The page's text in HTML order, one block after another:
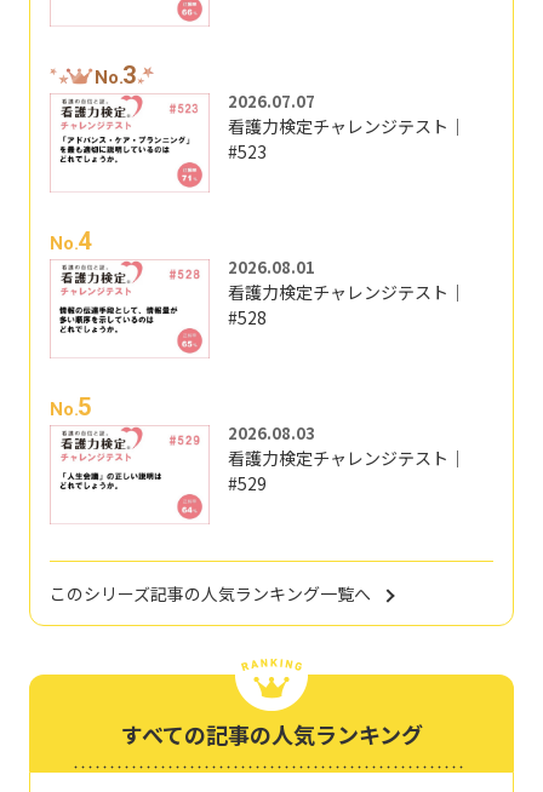
No.3
2026.07.07
看護力検定チャレンジテスト｜
#523
No.4
2026.08.01
看護力検定チャレンジテスト｜
#528
No.5
2026.08.03
看護力検定チャレンジテスト｜
#529
このシリーズ記事の人気ランキング一覧へ
すべての記事の人気ランキング